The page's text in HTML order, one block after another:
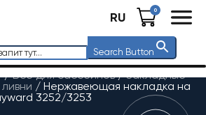
RU 0
Search Button
/Все для бассейнов/Закладные
/ Нержавеющая накладка на
3252/3253